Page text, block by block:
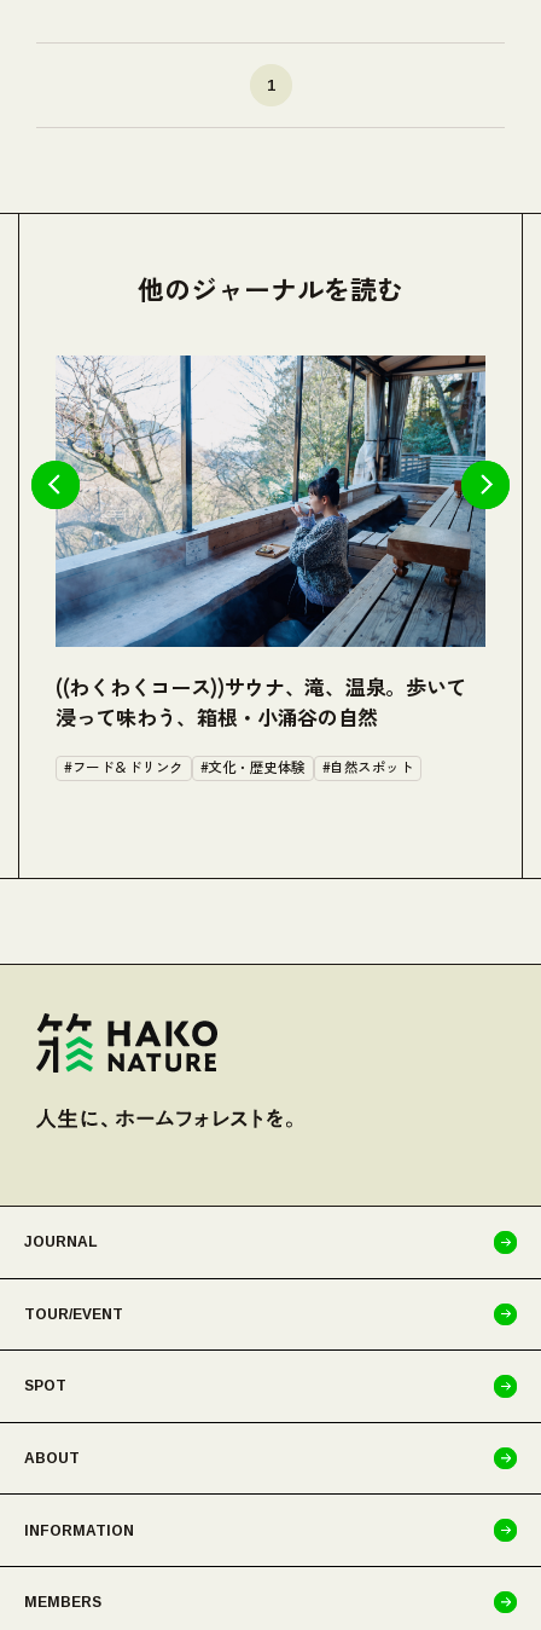
1
他のジャーナルを読む
((わくわくコース))サウナ、滝、温泉。歩いて
浸って味わう、箱根・小涌谷の自然
#フード＆ドリンク #文化・歴史体験 #自然スポット
JOURNAL
TOUR/EVENT
SPOT
ABOUT
INFORMATION
MEMBERS